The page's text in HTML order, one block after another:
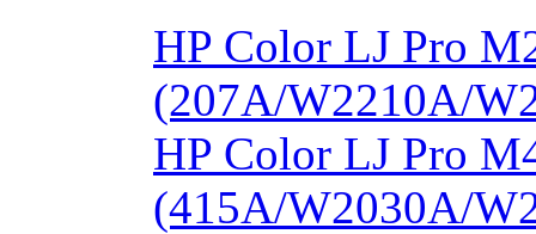
HP Color LJ Pro
(207A/W2210A/
HP Color LJ Pro
(415A/W2030A/